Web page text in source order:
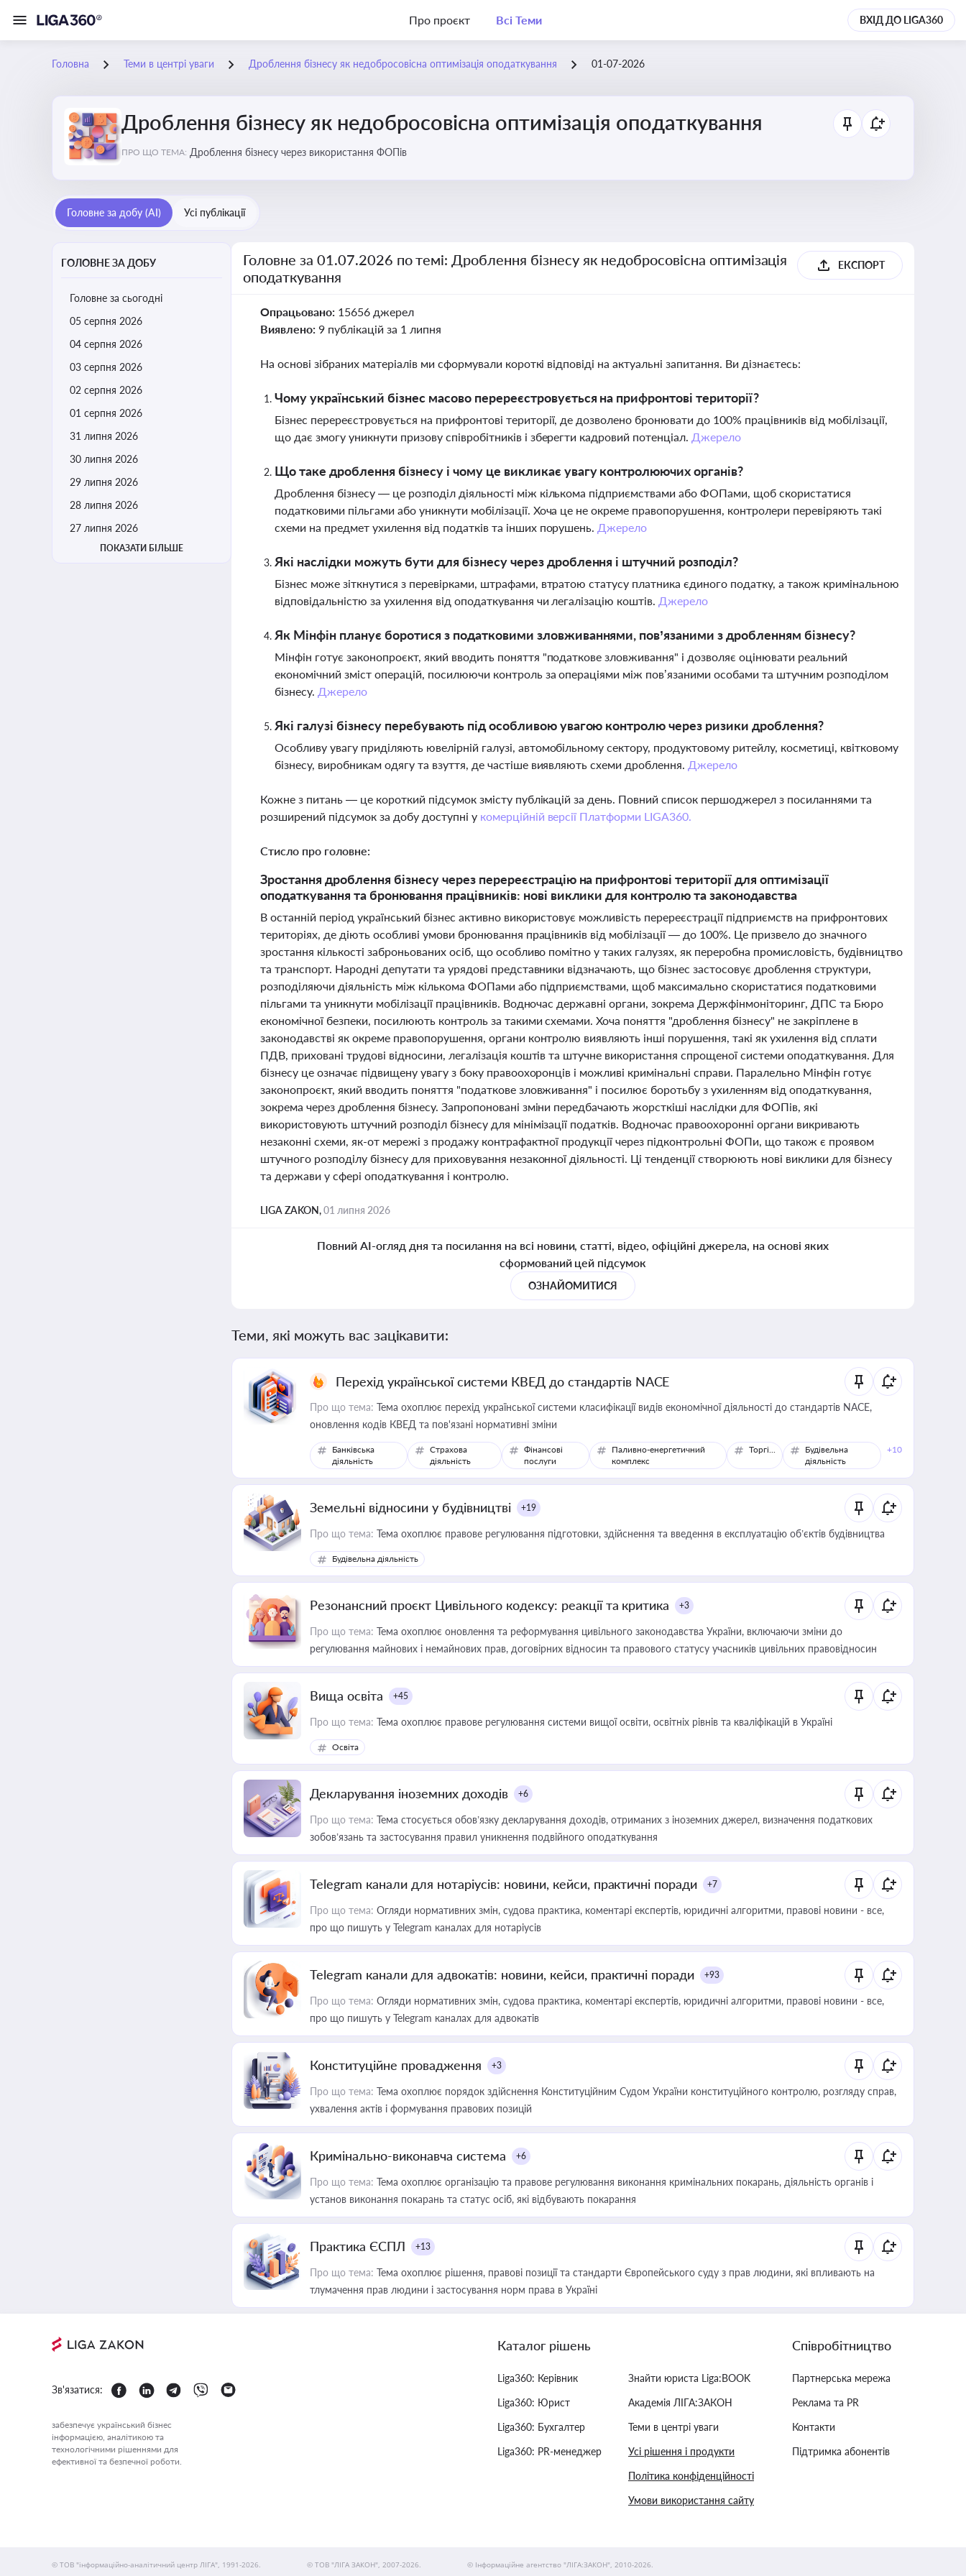
Про проєкт Всі Теми ВХІД ДО LIGA360
Головна Теми в центрі уваги Дроблення бізнесу як недобросовісна оптимізація оподаткування 01-07-2026
Дроблення бізнесу як недобросовісна оптимізація оподаткування
ПРО ЩО ТЕМА: Дроблення бізнесу через використання ФОПів
Головне за добу (AI) Усі публікації
ГОЛОВНЕ ЗА ДОБУ
Головне за сьогодні
05 серпня 2026
04 серпня 2026
03 серпня 2026
02 серпня 2026
01 серпня 2026
31 липня 2026
30 липня 2026
29 липня 2026
28 липня 2026
27 липня 2026
ПОКАЗАТИ БІЛЬШЕ
Головне за 01.07.2026 по темі: Дроблення бізнесу як недобросовісна оптимізація
оподаткування
ЕКСПОРТ
Опрацьовано: 15656 джерел
Виявлено: 9 публікацій за 1 липня
На основі зібраних матеріалів ми сформували короткі відповіді на актуальні запитання. Ви дізнаєтесь:
Чому український бізнес масово перереєстровується на прифронтові території?
Бізнес перереєстровується на прифронтові території, де дозволено бронювати до 100% працівників від мобілізації,
що дає змогу уникнути призову співробітників і зберегти кадровий потенціал. Джерело
Що таке дроблення бізнесу і чому це викликає увагу контролюючих органів?
Дроблення бізнесу — це розподіл діяльності між кількома підприємствами або ФОПами, щоб скористатися
податковими пільгами або уникнути мобілізації. Хоча це не окреме правопорушення, контролери перевіряють такі
схеми на предмет ухилення від податків та інших порушень. Джерело
Які наслідки можуть бути для бізнесу через дроблення і штучний розподіл?
Бізнес може зіткнутися з перевірками, штрафами, втратою статусу платника єдиного податку, а також кримінальною
відповідальністю за ухилення від оподаткування чи легалізацію коштів. Джерело
Як Мінфін планує боротися з податковими зловживаннями, пов’язаними з дробленням бізнесу?
Мінфін готує законопроєкт, який вводить поняття "податкове зловживання" і дозволяє оцінювати реальний
економічний зміст операцій, посилюючи контроль за операціями між пов’язаними особами та штучним розподілом
бізнесу. Джерело
Які галузі бізнесу перебувають під особливою увагою контролю через ризики дроблення?
Особливу увагу приділяють ювелірній галузі, автомобільному сектору, продуктовому ритейлу, косметиці, квітковому
бізнесу, виробникам одягу та взуття, де частіше виявляють схеми дроблення. Джерело
Кожне з питань — це короткий підсумок змісту публікацій за день. Повний список першоджерел з посиланнями та
розширений підсумок за добу доступні у комерційній версії Платформи LIGA360.
Стисло про головне:
Зростання дроблення бізнесу через перереєстрацію на прифронтові території для оптимізації
оподаткування та бронювання працівників: нові виклики для контролю та законодавства
В останній період український бізнес активно використовує можливість перереєстрації підприємств на прифронтових
територіях, де діють особливі умови бронювання працівників від мобілізації — до 100%. Це призвело до значного
зростання кількості заброньованих осіб, що особливо помітно у таких галузях, як переробна промисловість, будівництво
та транспорт. Народні депутати та урядові представники відзначають, що бізнес застосовує дроблення структури,
розподіляючи діяльність між кількома ФОПами або підприємствами, щоб максимально скористатися податковими
пільгами та уникнути мобілізації працівників. Водночас державні органи, зокрема Держфінмоніторинг, ДПС та Бюро
економічної безпеки, посилюють контроль за такими схемами. Хоча поняття "дроблення бізнесу" не закріплене в
законодавстві як окреме правопорушення, органи контролю виявляють інші порушення, такі як ухилення від сплати
ПДВ, приховані трудові відносини, легалізація коштів та штучне використання спрощеної системи оподаткування. Для
бізнесу це означає підвищену увагу з боку правоохоронців і можливі кримінальні справи. Паралельно Мінфін готує
законопроєкт, який вводить поняття "податкове зловживання" і посилює боротьбу з ухиленням від оподаткування,
зокрема через дроблення бізнесу. Запропоновані зміни передбачають жорсткіші наслідки для ФОПів, які
використовують штучний розподіл бізнесу для мінімізації податків. Водночас правоохоронні органи викривають
незаконні схеми, як-от мережі з продажу контрафактної продукції через підконтрольні ФОПи, що також є проявом
штучного розподілу бізнесу для приховування незаконної діяльності. Ці тенденції створюють нові виклики для бізнесу
та держави у сфері оподаткування і контролю.
LIGA ZAKON,01 липня 2026
Повний AI-огляд дня та посилання на всі новини, статті, відео, офіційні джерела, на основі яких
сформований цей підсумок
ОЗНАЙОМИТИСЯ
Теми, які можуть вас зацікавити:
Перехід української системи КВЕД до стандартів NACE
Про що тема: Тема охоплює перехід української системи класифікації видів економічної діяльності до стандартів NACE,
оновлення кодів КВЕД та пов'язані нормативні зміни
Банківська
діяльність
Страхова
діяльність
Фінансові
послуги
Паливно-енергетичний
комплекс
Торгівля
Будівельна
діяльність
+10
Земельні відносини у будівництві +19
Про що тема: Тема охоплює правове регулювання підготовки, здійснення та введення в експлуатацію об’єктів будівництва
Будівельна діяльність
Резонансний проєкт Цивільного кодексу: реакції та критика +3
Про що тема: Тема охоплює оновлення та реформування цивільного законодавства України, включаючи зміни до
регулювання майнових і немайнових прав, договірних відносин та правового статусу учасників цивільних правовідносин
Вища освіта +45
Про що тема: Тема охоплює правове регулювання системи вищої освіти, освітніх рівнів та кваліфікацій в Україні
Освіта
Декларування іноземних доходів +6
Про що тема: Тема стосується обов’язку декларування доходів, отриманих з іноземних джерел, визначення податкових
зобов’язань та застосування правил уникнення подвійного оподаткування
Telegram канали для нотаріусів: новини, кейси, практичні поради +7
Про що тема: Огляди нормативних змін, судова практика, коментарі експертів, юридичні алгоритми, правові новини - все,
про що пишуть у Telegram каналах для нотаріусів
Telegram канали для адвокатів: новини, кейси, практичні поради +93
Про що тема: Огляди нормативних змін, судова практика, коментарі експертів, юридичні алгоритми, правові новини - все,
про що пишуть у Telegram каналах для адвокатів
Конституційне провадження +3
Про що тема: Тема охоплює порядок здійснення Конституційним Судом України конституційного контролю, розгляду справ,
ухвалення актів і формування правових позицій
Кримінально-виконавча система +6
Про що тема: Тема охоплює організацію та правове регулювання виконання кримінальних покарань, діяльність органів і
установ виконання покарань та статус осіб, які відбувають покарання
Практика ЄСПЛ +13
Про що тема: Тема охоплює рішення, правові позиції та стандарти Європейського суду з прав людини, які впливають на
тлумачення прав людини і застосування норм права в Україні
Зв'язатися:
забезпечує український бізнес
інформацією, аналітикою та
технологічними рішеннями для
ефективної та безпечної роботи.
Каталог рішень
Liga360: Керівник
Liga360: Юрист
Liga360: Бухгалтер
Liga360: PR-менеджер
Знайти юриста Liga:BOOK
Академія ЛІГА:ЗАКОН
Теми в центрі уваги
Усі рішення і продукти
Політика конфіденційності
Умови використання сайту
Співробітництво
Партнерська мережа
Реклама та PR
Контакти
Підтримка абонентів
© ТОВ "інформаційно-аналітичний центр ЛІГА", 1991-2026. © ТОВ "ЛІГА ЗАКОН", 2007-2026. © Інформаційне агентство "ЛІГА:ЗАКОН", 2010-2026.